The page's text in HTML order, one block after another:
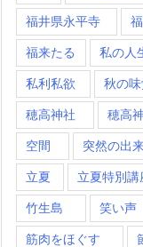
福井県永平寺
福来たる 私の人
私利私欲 秋の味
穂高神社 穂高
空間 突然の出
立夏 立夏特別講
竹生島 笑い声
筋肉をほぐす